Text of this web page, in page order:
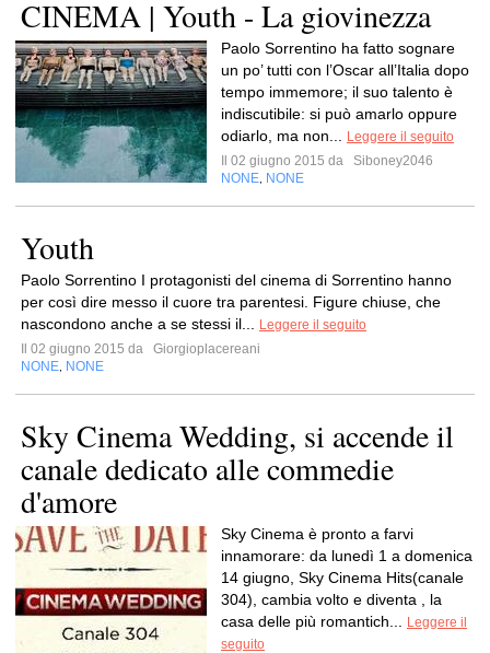
CINEMA | Youth - La giovinezza
Paolo Sorrentino ha fatto sognare
un po’ tutti con l’Oscar all’Italia dopo
tempo immemore; il suo talento è
indiscutibile: si può amarlo oppure
odiarlo, ma non...
Leggere il seguito
Il 02 giugno 2015 da
Siboney2046
NONE NONE
Youth
Paolo Sorrentino I protagonisti del cinema di Sorrentino hanno
per così dire messo il cuore tra parentesi. Figure chiuse, che
nascondono anche a se stessi il...
Leggere il seguito
Il 02 giugno 2015 da
Giorgioplacereani
NONE NONE
Sky Cinema Wedding, si accende il
canale dedicato alle commedie
d'amore
Sky Cinema è pronto a farvi
innamorare: da lunedì 1 a domenica
14 giugno, Sky Cinema Hits(canale
304), cambia volto e diventa , la
casa delle più romantich...
Leggere il
seguito